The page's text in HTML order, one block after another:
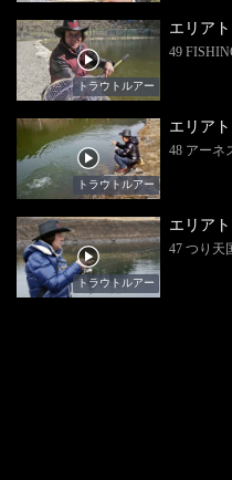
トラウトルアー
エリア
49
トラウトルアー
エリア
48 アーネ
トラウトルアー
エリア
47 つり天